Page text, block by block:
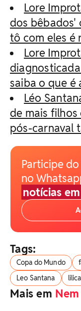
Lore
dos bêbados'
tô com eles é
Lore
saiba o que é
Léo
de mais
pós-carnaval
Participe
no
notícias
Tags:
Copa do Mundo
Leo Santana
lilica
Mais em